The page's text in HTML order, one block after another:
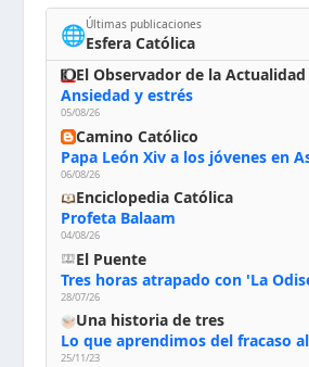
🌐Últimas publicaciones
Esfera Católica
El Observador de la Actualidad
Ansiedad y estrés
05/08/26
Camino Católico
06/08/26
Enciclopedia Católica
Profeta Balaam
04/08/26
El Puente
Tres horas atrapado con 'La
28/07/26
Una historia de tres
Lo que aprendimos del fracaso
25/11/23